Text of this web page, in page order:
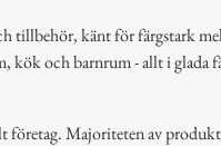
tillbehör, känt för färgstark
kök och barnrum - allt i glada
företag. Majoriteten av